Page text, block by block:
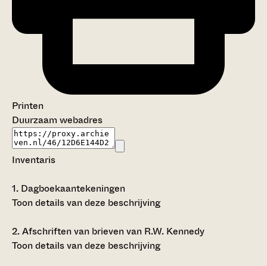
Printen
Duurzaam webadres
Inventaris
1. Dagboekaantekeningen
Toon details van deze beschrijving
2.Afschriften van brieven van R.W. Kennedy
Toon details van deze beschrijving